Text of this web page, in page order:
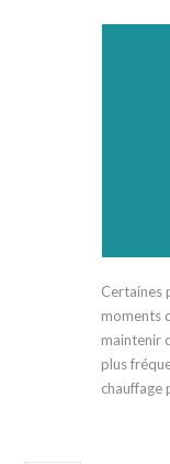
Certaines
moments
maintenir
plus
chauffage